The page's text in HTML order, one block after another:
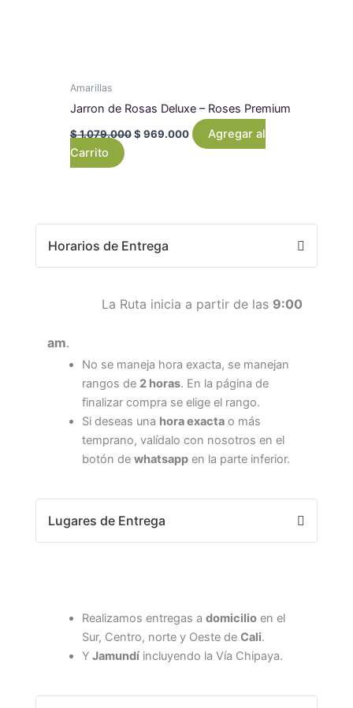
Amarillas
Jarron de Rosas Deluxe – Roses Premium
$1.079.000 $ 969.000
Agregar al
Carrito
Horarios de Entrega
La Ruta inicia a partir de las 9:00
am.
No se maneja hora exacta, se manejan
rangos de 2 horas. En la página de
finalizar compra se elige el rango.
Si deseas una hora exactao más
temprano, valídalo con nosotros en el
botón de whatsappen la parte inferior.
Lugares de Entrega
Realizamos entregas a domicilioen el
Sur, Centro, norte y Oeste de Cali.
Y Jamundíincluyendo la Vía Chipaya.